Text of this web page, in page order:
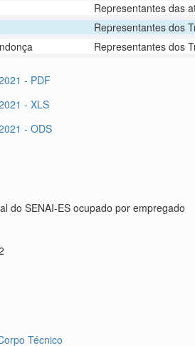
Representantes das
Representantes dos
Representantes dos
- PDF
- XLS
- ODS
do SENAI-ES ocupado por empregado
Técnico